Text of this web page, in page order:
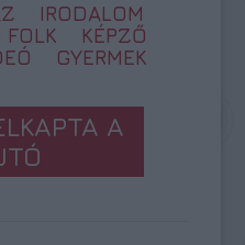
IRODALOM
FOLK
KÉPZŐ
GYERMEK
A